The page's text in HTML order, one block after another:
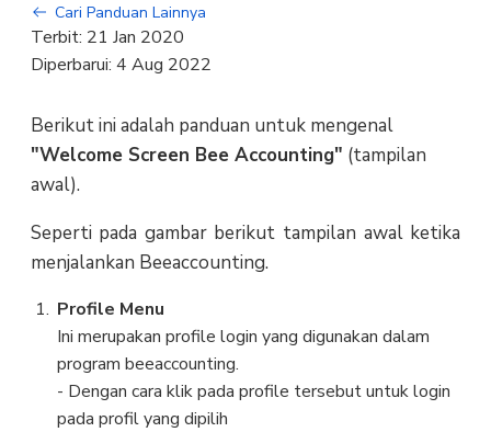
Cari Panduan Lainnya
Terbit: 21 Jan 2020
Diperbarui: 4 Aug 2022
Berikut ini adalah panduan untuk mengenal
"Welcome Screen Bee Accounting" (tampilan
awal).
Seperti pada gambar berikut tampilan awal ketika
menjalankan Beeaccounting.
Profile Menu
Ini merupakan profile login yang digunakan dalam
program beeaccounting.
- Dengan cara klik pada profile tersebut untuk login
pada profil yang dipilih